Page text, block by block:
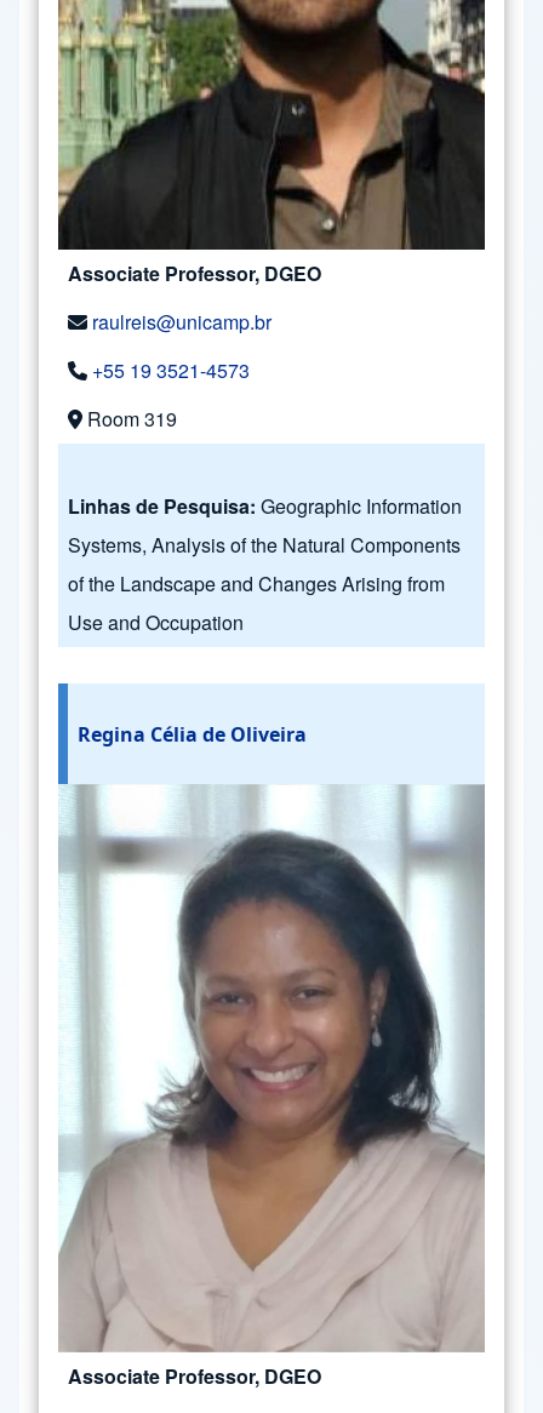
Associate Professor, DGEO
raulreis@unicamp.br
+55 19 3521-4573
Room 319
Linhas de Pesquisa: Geographic Information
Systems, Analysis of the Natural Components
of the Landscape and Changes Arising from
Use and Occupation
Regina Célia de Oliveira
Associate Professor, DGEO